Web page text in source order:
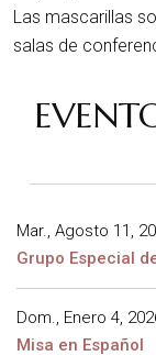
Las mascarillas
salas de
Mar., Agosto 11,
Grupo Especial
Dom., Enero 4,
Misa en Español